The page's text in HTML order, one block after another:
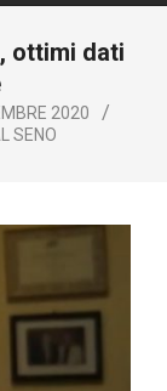
ottimi dati
2020
SENO